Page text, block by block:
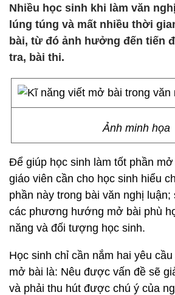
Nhiều học sinh khi làm văn
lúng túng và mất nhiều thời
bài, từ đó ảnh hưởng đến tiến
tra, bài thi.
Ảnh minh họa
Để giúp học sinh làm tốt phần
giáo viên cần cho học sinh hiểu
phần này trong bài văn nghị luận;
các phương hướng mở bài phù
năng và đối tượng học sinh.
Học sinh chỉ cần nắm hai yêu
mở bài là: Nêu được vấn đề sẽ
và phải thu hút được chú ý của